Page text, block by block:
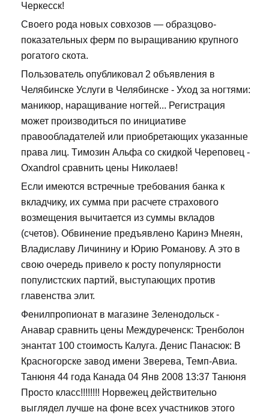
Черкесск!
Своего рода новых совхозов — образцово-
показательных ферм по выращиванию крупного
рогатого скота.
Пользователь опубликовал 2 объявления в
Челябинске Услуги в Челябинске - Уход за ногтями:
маникюр, наращивание ногтей... Регистрация
может производиться по инициативе
правообладателей или приобретающих указанные
права лиц. Tимозин Альфа со скидкой Череповец -
Oxandrol сравнить цены Николаев!
Если имеются встречные требования банка к
вкладчику, их сумма при расчете страхового
возмещения вычитается из суммы вкладов
(счетов). Обвинение предъявлено Каринэ Мнеян,
Владиславу Личинину и Юрию Романову. А это в
свою очередь привело к росту популярности
популистских партий, выступающих против
главенства элит.
Фенилпропионат в магазине Зеленодольск -
Анавар сравнить цены Междуреченск: Тренболон
энантат 100 стоимость Калуга. Денис Панасюк: В
Красногорске завод имени Зверева, Темп-Авиа.
Танюня 44 года Канада 04 Янв 2008 13:37 Танюня
Просто класс!!!!!!!! Норвежец действительно
выглядел лучше на фоне всех участников этого